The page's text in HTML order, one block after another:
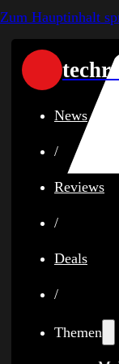
Zum Hauptinhalt
News
/
Reviews
/
Deals
/
Themen